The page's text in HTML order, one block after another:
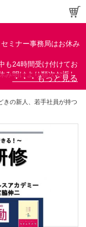
ミナー事務局はお休み
も24時間受け付けてお
み明けより順次お返し
きの新人、若手社員が持つ